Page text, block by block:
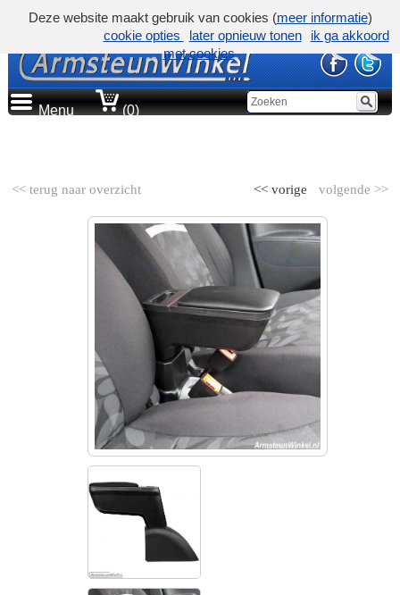
Menu (0)
<< terug naar overzicht volgende >>
<< vorige
Deze website maakt gebruik van cookies (meer informatie)
cookie opties
later opnieuw tonen
ik ga akkoord
met cookies